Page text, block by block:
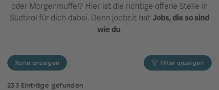
oder Morgenmuffel? Hier ist die richtige offene Stelle in
Südtirol für dich dabei. Denn joobz.it hat Jobs, die so sind
wie du.
Karte anzeigen Filter anzeigen
233 Einträge gefunden